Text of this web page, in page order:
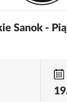
Sanok -